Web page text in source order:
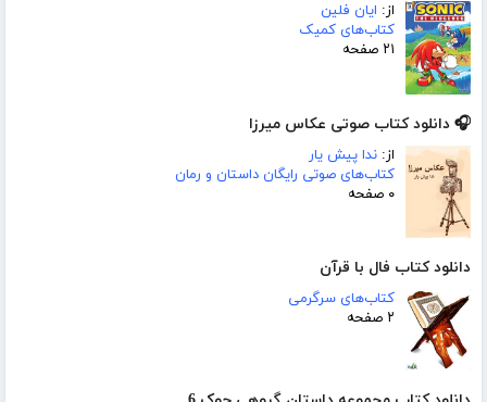
از: ایان فلین
کتاب‌های کمیک
۲۱ صفحه
🎧 دانلود کتاب صوتی عکاس میرزا
از: ندا پیش یار
کتاب‌های صوتی رایگان داستان و رمان
۰ صفحه
دانلود کتاب فال با قرآن
کتاب‌های سرگرمی
۲ صفحه